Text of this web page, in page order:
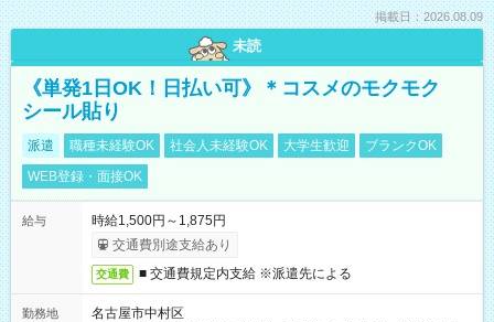
掲載日：2026.08.09
未読
《単発1日OK！日払い可》＊コスメのモクモク
シール貼り
派遣 職種未経験OK 社会人未経験OK 大学生歓迎
ブランクOK
WEB登録・面接OK
給与
時給1,500円～1,875円
交通費別途支給あり
交通費 ■ 交通費規定内支給 ※派遣先による
勤務地
名古屋市中村区